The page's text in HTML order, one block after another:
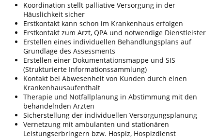
Koordination stellt palliative Versorgung in der
Häuslichkeit sicher
Erstkontakt kann schon im Krankenhaus erfolgen
Erstkontakt zum Arzt, QPA und notwendige Dienstleister
Erstellen eines individuellen Behandlungsplans auf
Grundlage des Assessments
Erstellen einer Dokumentationsmappe und SIS
(Strukturierte Informationssammlung)
Kontakt bei Abwesenheit von Kunden durch einen
Krankenhausaufenthalt
Therapie und Notfallplanung in Abstimmung mit den
behandelnden Ärzten
Sicherstellung der individuellen Versorgungsplanung
Vernetzung mit ambulanten und stationären
Leistungserbringern bzw. Hospiz, Hospizdienst